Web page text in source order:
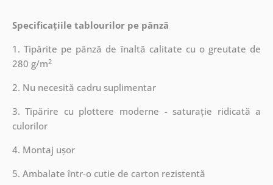
Specificațiile tablourilor pe pânză
1. Tipărite pe pânză de înaltă calitate cu o greutate de
280 g/m2
2. Nu necesită cadru suplimentar
3. Tipărire cu plottere moderne - saturație ridicată a
culorilor
4. Montaj ușor
5. Ambalate într-o cutie de carton rezistentă